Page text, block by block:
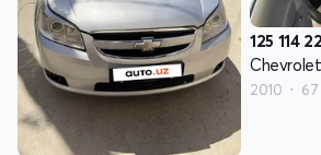
125 114
2010